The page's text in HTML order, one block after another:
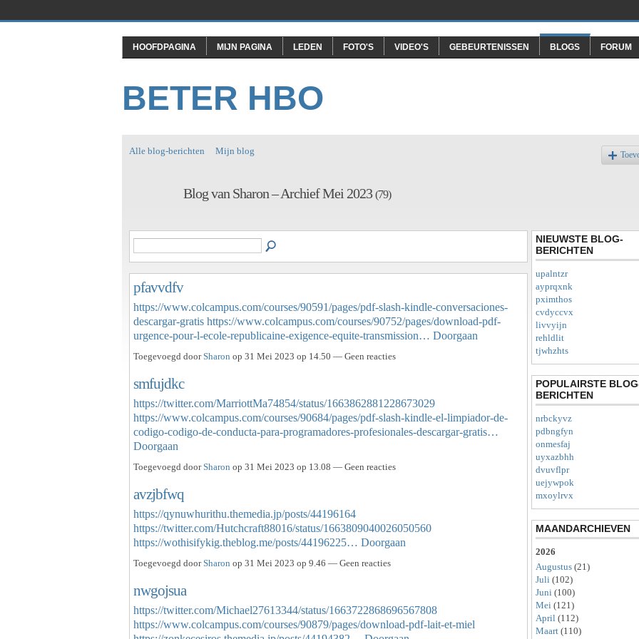
HOOFDPAGINA MIJN PAGINA LEDEN FOTO'S VIDEO'S GEBEURTENISSEN BLOGS FORUM
BETER HBO
Alle blog-berichten Mijn blog
Blog van Sharon – Archief Mei 2023(79)
pfavvdfv
https://www.colcampus.com/courses/90591/pages/pdf-slash-kindle-conversaciones-
descargar-gratis https://www.colcampus.com/courses/90752/pages/download-pdf-
urgence-pour-l-ecole-republicaine-exigence-equite-transmission… Doorgaan
Toegevoegd doorSharon op 31 Mei 2023 op 14.50 — Geen reacties
smfujdkc
https://twitter.com/MarriottMa74854/status/1663862881228673029
https://www.colcampus.com/courses/90684/pages/pdf-slash-kindle-el-limpiador-de-
codigo-codigo-de-conducta-para-programadores-profesionales-descargar-gratis…
Doorgaan
Toegevoegd doorSharon op 31 Mei 2023 op 13.08 — Geen reacties
avzjbfwq
https://qynuwhurithu.themedia.jp/posts/44196164
https://twitter.com/Hutchcraft88016/status/1663809040026050560
https://wothisifykig.theblog.me/posts/44196225… Doorgaan
Toegevoegd doorSharon op 31 Mei 2023 op 9.46 — Geen reacties
nwgojsua
https://twitter.com/Michael27613344/status/1663722868696567808
https://www.colcampus.com/courses/90879/pages/download-pdf-lait-et-miel
NIEUWSTE BLOG-
BERICHTEN
upalntzr
ayprqxnk
pximthos
cvdyccvx
livvyijn
rehldlit
tjwhzhts
POPULAIRSTE
BERICHTEN
nrbckyvz
pdbngfyn
onmesfaj
uyxazbhh
dvuvflpr
uejywpok
mxoylrvx
MAANDARCHIEVEN
2026
Augustus (21)
Juli (102)
Juni (100)
Mei (121)
April (112)
Maart (110)